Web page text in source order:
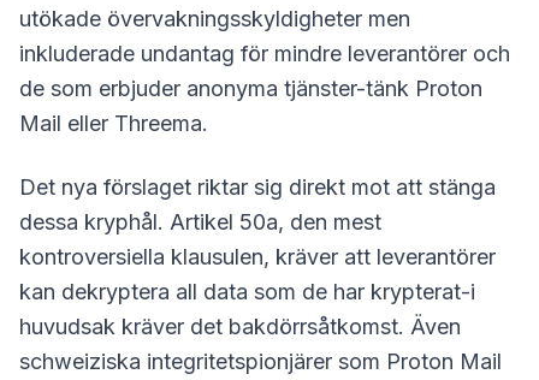
utökade övervakningsskyldigheter men
inkluderade undantag för mindre leverantörer och
de som erbjuder anonyma tjänster-tänk Proton
Mail eller Threema.
Det nya förslaget riktar sig direkt mot att stänga
dessa kryphål. Artikel 50a, den mest
kontroversiella klausulen, kräver att leverantörer
kan dekryptera all data som de har krypterat-i
huvudsak kräver det bakdörrsåtkomst. Även
schweiziska integritetspionjärer som Proton Mail